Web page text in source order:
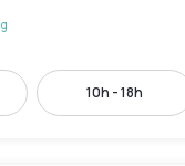
10h - 18h